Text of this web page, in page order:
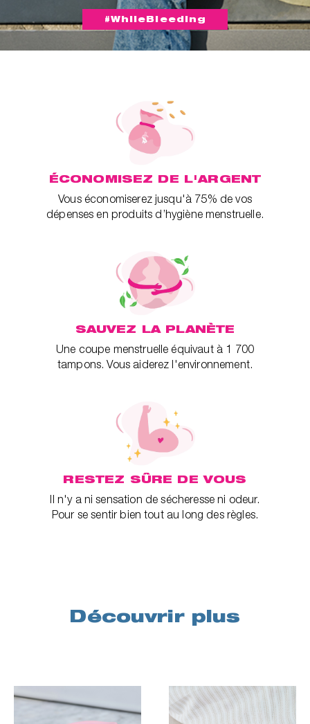
#WhileBleeding
ÉCONOMISEZ DE L'ARGENT
Vous économiserez jusqu'à 75% de vos
dépenses en produits d’hygiène menstruelle.
SAUVEZ LA PLANÈTE
Une coupe menstruelle équivaut à 1 700
tampons. Vous aiderez l'environnement.
RESTEZ SÛRE DE VOUS
Il n'y a ni sensation de sécheresse ni odeur.
Pour se sentir bien tout au long des règles.
Découvrir plus